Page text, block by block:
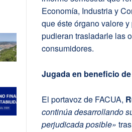
Economía, Industria y
que éste órgano valore
pudieran trasladarle las
consumidores.
Jugada en beneficio
El portavoz de FACUA,
continúa desarrollando
perjudicada posible»